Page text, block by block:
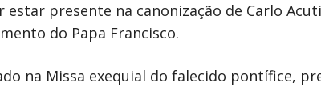
presente na canonização de Carlo
do Papa Francisco.
na Missa exequial do falecido pontífice,